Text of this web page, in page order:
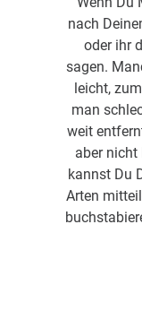
nach
oder ihr
sagen.
leicht,
man
weit
aber nicht
kannst Du
Arten